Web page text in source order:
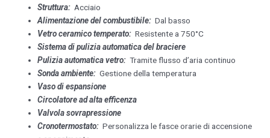
TI SLIM
VERTICALE 14
GIROLAMI
Struttura: Acciaio
Alimentazione del combustibile: Dal basso
Vetro ceramico temperato: Resistente a 750°C
Sistema di pulizia automatica del braciere
Pulizia automatica vetro: Tramite flusso d’aria continuo
Sonda ambiente: Gestione della temperatura
Vaso di espansione
Circolatore ad alta efficenza
Valvola sovrapressione
Cronotermostato: Personalizza le fasce orarie di accensione